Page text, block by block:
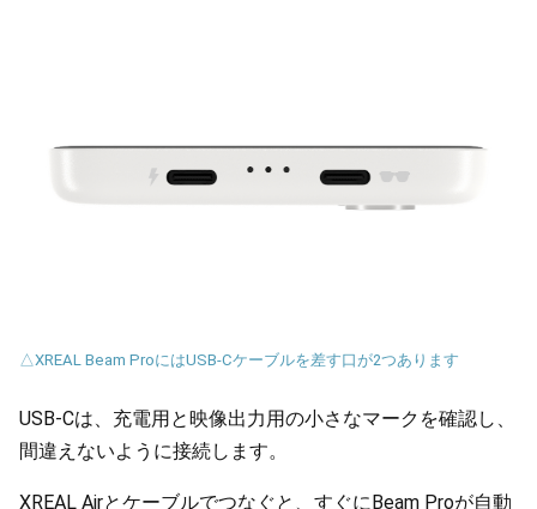
△XREAL Beam ProにはUSB-Cケーブルを差す口が2つあります
USB-Cは、充電用と映像出力用の小さなマークを確認し、
間違えないように接続します。
XREAL Airとケーブルでつなぐと、すぐにBeam Proが自動